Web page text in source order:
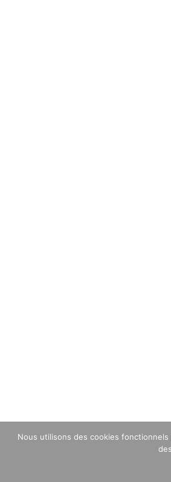
Nous utilisons des cookies